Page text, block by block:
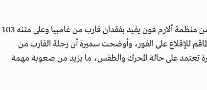
في صباح أحد أيام كانون الثاني تلقت المنظمة إنذاراً من منظمة ألارم فون يفيد بفقدان قارب من غامبيا وعلى متنه 103
للإقلاع على الفور، وأوضحت سميرة أن رحلة القارب من
تعتمد على حالة المحرك والطقس، ما يزيد من صعوبة مهمة